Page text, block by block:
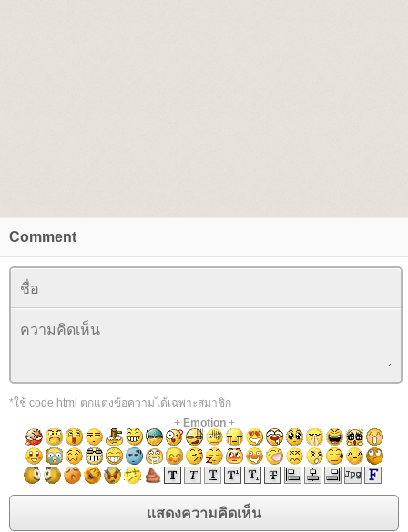
Comment
*ใช้ code html ตกแต่งข้อความได้เฉพาะสมาชิก
+ Emotion+